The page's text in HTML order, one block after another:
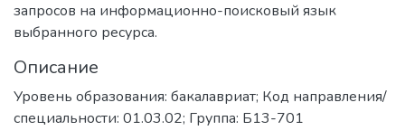
запросов на информационно-поисковый язык
выбранного ресурса.
Описание
Уровень образования: бакалавриат; Код направления/
специальности: 01.03.02; Группа: Б13-701